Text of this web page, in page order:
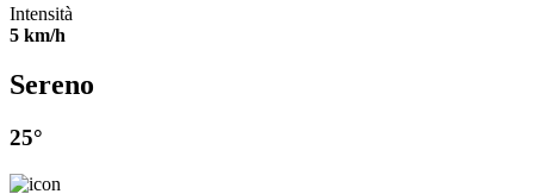
Intensità
5 km/h
Sereno
25°